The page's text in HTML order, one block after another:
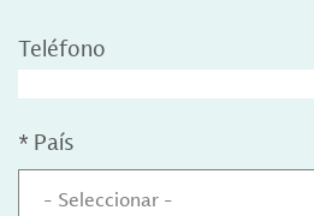
Teléfono
* País
- Seleccionar -